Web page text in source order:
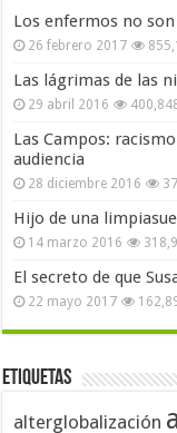
Los enfermos no
26 febrero 2017
Las lágrimas de las
29 abril 2016
Las Campos:
audiencia
28 diciembre 2016
Hijo de una
14 marzo 2016
El secreto de que
22 mayo 2017
Etiquetas
alterglobalización